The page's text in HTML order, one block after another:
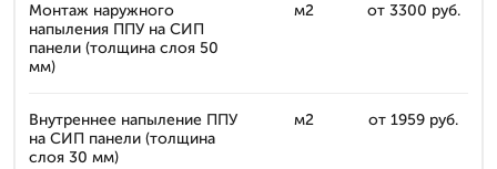
Монтаж наружного
напыления ППУ на СИП
панели (толщина слоя 50
мм)
м2 от 3300 руб.
Внутреннее напыление ППУ
на СИП панели (толщина
слоя 30 мм)
м2 от 1959 руб.